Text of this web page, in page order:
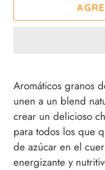
el
producto
a
tu
carrito
de
Aromáticos granos
unen a un blend
crear un delicioso
para todos los que
de azúcar en el
energizante y